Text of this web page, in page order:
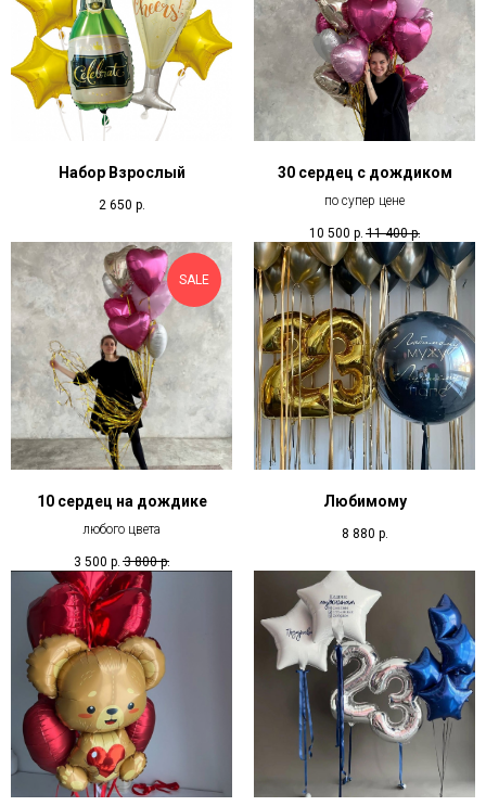
Набор Взрослый
2 650 р.
30 сердец с дождиком
по супер цене
10 500 р. 11 400 р.
SALE
10 сердец на дождике
любого цвета
3 500 р. 3 800 р.
Любимому
8 880 р.